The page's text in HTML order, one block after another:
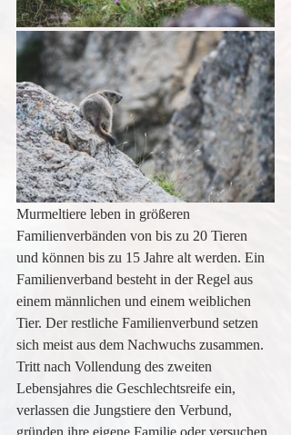
Murmeltiere leben in größeren
Familienverbänden von bis zu 20 Tieren
und können bis zu 15 Jahre alt werden. Ein
Familienverband besteht in der Regel aus
einem männlichen und einem weiblichen
Tier. Der restliche Familienverbund setzen
sich meist aus dem Nachwuchs zusammen.
Tritt nach Vollendung des zweiten
Lebensjahres die Geschlechtsreife ein,
verlassen die Jungstiere den Verbund,
gründen ihre eigene Familie oder versuchen